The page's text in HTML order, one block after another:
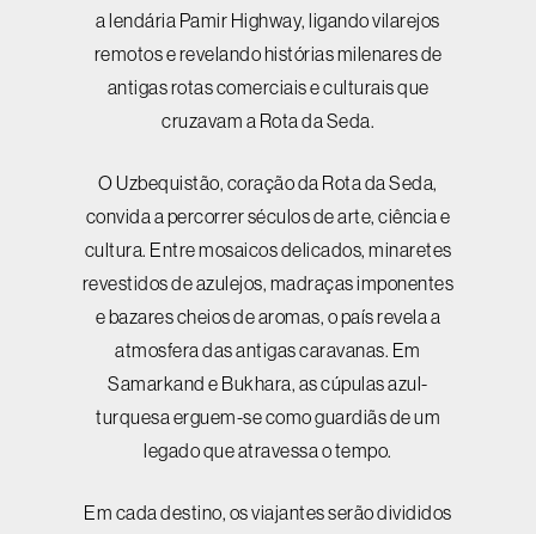
a lendária Pamir Highway, ligando vilarejos
remotos e revelando histórias milenares de
antigas rotas comerciais e culturais que
cruzavam a Rota da Seda.
O Uzbequistão, coração da Rota da Seda,
convida a percorrer séculos de arte, ciência e
cultura. Entre mosaicos delicados, minaretes
revestidos de azulejos, madraças imponentes
e bazares cheios de aromas, o país revela a
atmosfera das antigas caravanas. Em
Samarkand e Bukhara, as cúpulas azul-
turquesa erguem-se como guardiãs de um
legado que atravessa o tempo.
Em cada destino, os viajantes serão divididos